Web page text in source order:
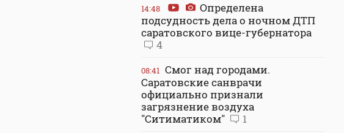
14:48
Определена
подсудность дела о ночном ДТП
саратовского вице-губернатора
4
08:41 Смог над городами.
Саратовские санврачи
официально признали
загрязнение воздуха
"Ситиматиком"
1